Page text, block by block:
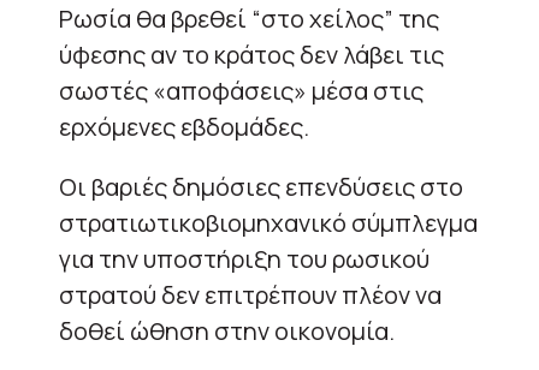
Ρωσία θα βρεθεί “στο χείλος” της
ύφεσης αν το κράτος δεν λάβει τις
σωστές «αποφάσεις» μέσα στις
ερχόμενες εβδομάδες.
Οι βαριές δημόσιες επενδύσεις στο
στρατιωτικοβιομηχανικό σύμπλεγμα
για την υποστήριξη του ρωσικού
στρατού δεν επιτρέπουν πλέον να
δοθεί ώθηση στην οικονομία.